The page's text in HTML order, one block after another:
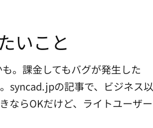
いこと
。課金してもバグが発生した
syncad.jpの記事で、ビジネス以
ならOKだけど、ライトユーザー